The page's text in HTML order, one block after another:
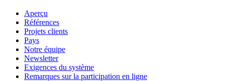
Aperçu
Références
Projets clients
Pays
Notre équipe
Newsletter
Exigences du système
Remarques sur la participation en ligne